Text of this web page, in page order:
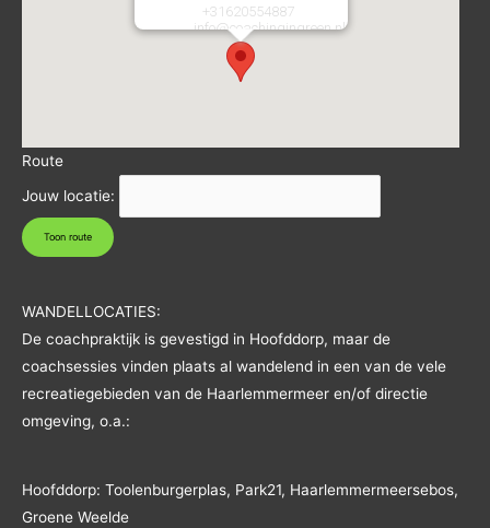
+31620554887
E-mail:info@coachingingreen.nl
https://coachingingreen.nl/
Route
Jouw locatie:
WANDELLOCATIES:
De coachpraktijk is gevestigd in Hoofddorp, maar de
coachsessies vinden plaats al wandelend in een van de vele
recreatiegebieden van de Haarlemmermeer en/of directie
omgeving, o.a.:
Hoofddorp: Toolenburgerplas, Park21, Haarlemmermeersebos,
Groene Weelde